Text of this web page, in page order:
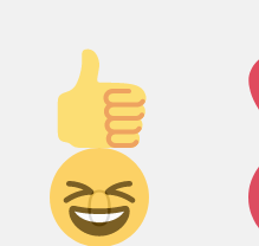
Палец
вверх!
0
Дикий
смех!